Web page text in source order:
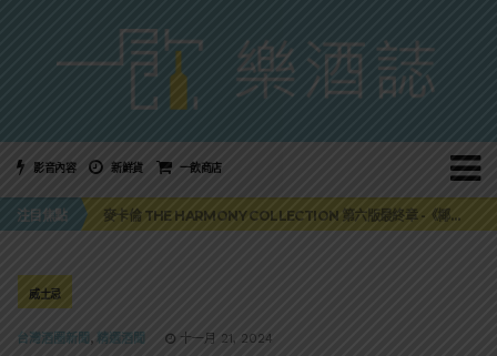
影音內容 新鮮貨 一飲商店
注目焦點
美國正式恢復蘇格蘭威士忌零關稅！烈酒產業再次迎來重磅利多
麥卡倫 THE HARMONY COLLECTION 第六版最終章 -《椰風煖韻》
角嗨尬炸物X爽快這一步，角瓶攜手頂呱呱 全新套餐限時登場
威士忌
台灣酒圈新聞 , 精選酒聞 十一月 21, 2024